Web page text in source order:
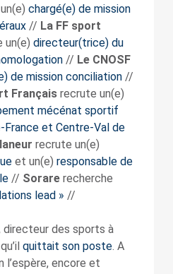
chargé(e) de mission
// La FF sport
un(e) directeur(trice) du
// Le CNOSF
de mission conciliation//
Françaisrecrute un(e)
mécénat sportif
France et Centre-Val de
recrute un(e)
et un(e) responsable de
// Sorarerecherche
lead » //
directeur des sports à
quittait son poste. A
encore et